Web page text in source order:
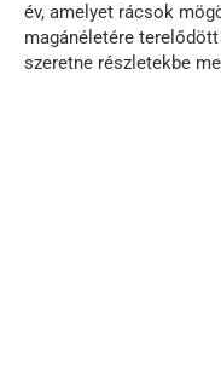
év, amelyet rácsok
magánéletére
szeretne részletekbe